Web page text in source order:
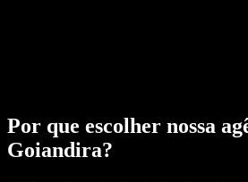
Por que escolher nossa
Goiandira?